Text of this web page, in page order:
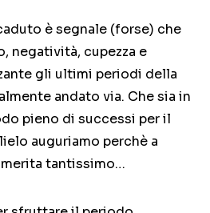
è segnale (forse) che
negatività, cupezza e
gli ultimi periodi della
andato via. Che sia in
pieno di successi per il
auguriamo perchè a
tantissimo…